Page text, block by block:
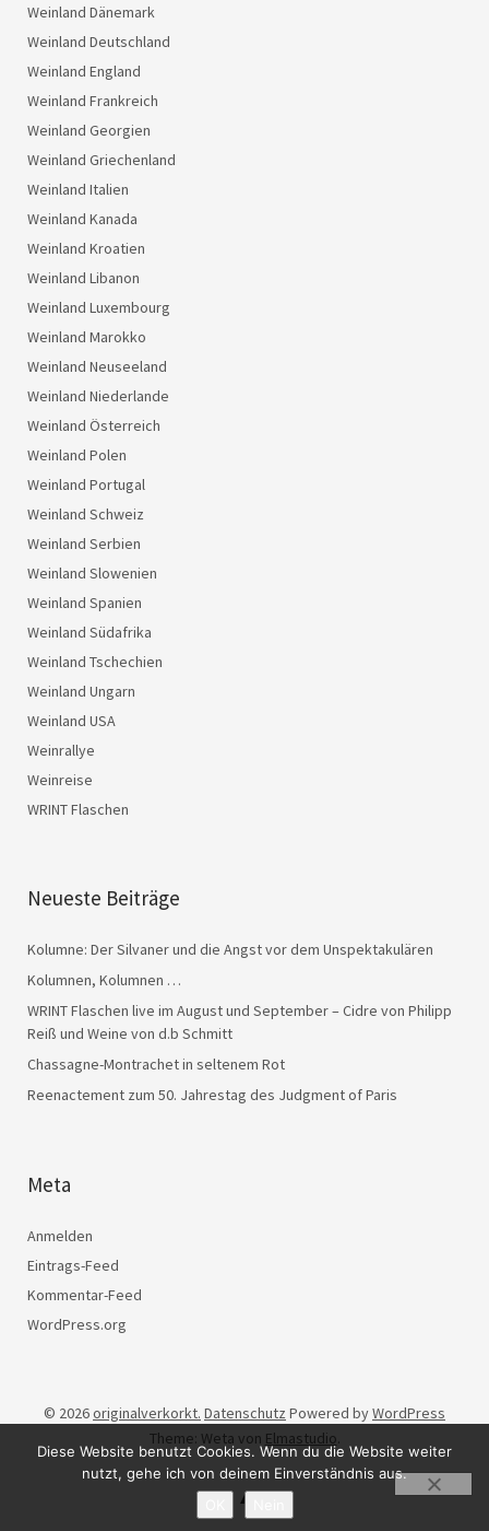
Weinland Dänemark
Weinland Deutschland
Weinland England
Weinland Frankreich
Weinland Georgien
Weinland Griechenland
Weinland Italien
Weinland Kanada
Weinland Kroatien
Weinland Libanon
Weinland Luxembourg
Weinland Marokko
Weinland Neuseeland
Weinland Niederlande
Weinland Österreich
Weinland Polen
Weinland Portugal
Weinland Schweiz
Weinland Serbien
Weinland Slowenien
Weinland Spanien
Weinland Südafrika
Weinland Tschechien
Weinland Ungarn
Weinland USA
Weinrallye
Weinreise
WRINT Flaschen
Neueste Beiträge
Kolumne: Der Silvaner und die Angst vor dem Unspektakulären
Kolumnen, Kolumnen …
WRINT Flaschen live im August und September – Cidre von Philipp
Reiß und Weine von d.b Schmitt
Chassagne-Montrachet in seltenem Rot
Reenactement zum 50. Jahrestag des Judgment of Paris
Meta
Anmelden
Eintrags-Feed
Kommentar-Feed
WordPress.org
© 2026originalverkorkt. Datenschutz Powered byWordPress
Theme: Weta von Elmastudio.
Diese Website benutzt Cookies. Wenn du die Website weiter
nutzt, gehe ich von deinem Einverständnis aus.